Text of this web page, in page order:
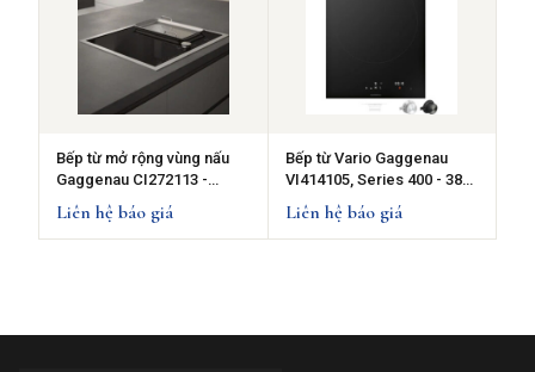
Bếp từ mở rộng vùng nấu
Gaggenau CI272113 -
70cm, 7400W
Liên hệ báo giá
Bếp từ Vario Gaggenau
VI414105, Series 400 - 38
cm
Liên hệ báo giá